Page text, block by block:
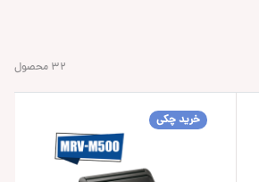
32 محصول
خرید چکی